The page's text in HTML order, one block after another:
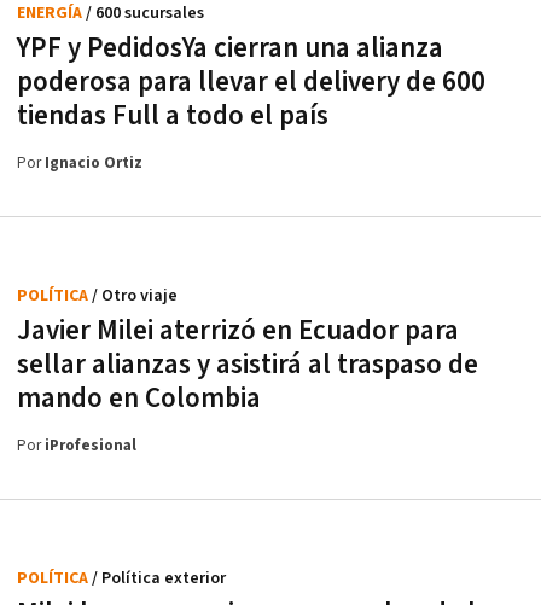
YPF y PedidosYa cierran una alianza
poderosa para llevar el delivery de 600
tiendas Full a todo el país
ENERGÍA/ 600 sucursales
PorIgnacio Ortiz
Javier Milei aterrizó en Ecuador para
sellar alianzas y asistirá al traspaso de
mando en Colombia
POLÍTICA/ Otro viaje
PoriProfesional
POLÍTICA/ Política exterior